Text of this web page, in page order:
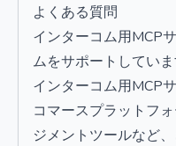
よくある質問
インターコム用MCP
ムをサポートしていま
インターコム用MCP
コマースプラットフ
ジメントツールなど